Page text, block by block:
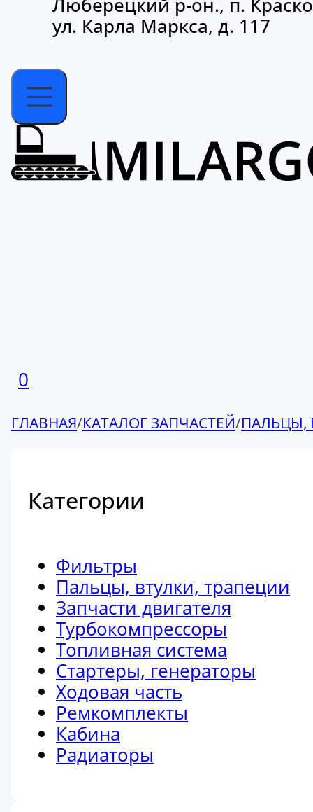
Люберецкий р-он., п.
ул. Карла Маркса, д. 117
0
ГЛАВНАЯ/КАТАЛОГ ЗАПЧАСТЕЙ/ПАЛЬЦЫ,
Категории
Фильтры
Пальцы, втулки, трапеции
Запчасти двигателя
Турбокомпрессоры
Топливная система
Стартеры, генераторы
Ходовая часть
Ремкомплекты
Кабина
Радиаторы